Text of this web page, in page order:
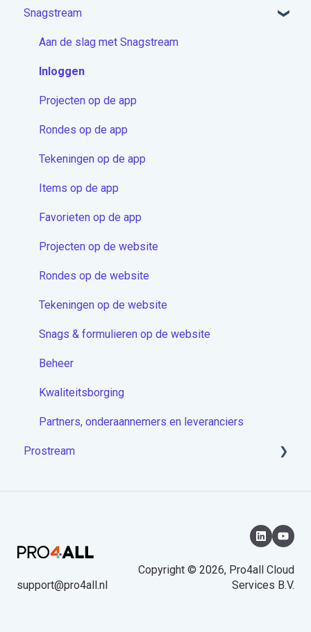
Aan de slag met Docstream
Account activeren & Inloggen
Projecten module
Mappen
Documenten
Berichten
Contactenmodule
Proceduremodule
Extra
Docstream App
Koppelingen
Overige artikelen
Snagstream
Aan de slag met Snagstream
Inloggen
Projecten op de app
Rondes op de app
Tekeningen op de app
Items op de app
Favorieten op de app
Projecten op de website
Rondes op de website
Tekeningen op de website
Snags & formulieren op de website
Beheer
Kwaliteitsborging
Partners, onderaannemers en leveranciers
Prostream
support@pro4all.nl
Copyright © 2026, Pro4all Cloud
Services B.V.